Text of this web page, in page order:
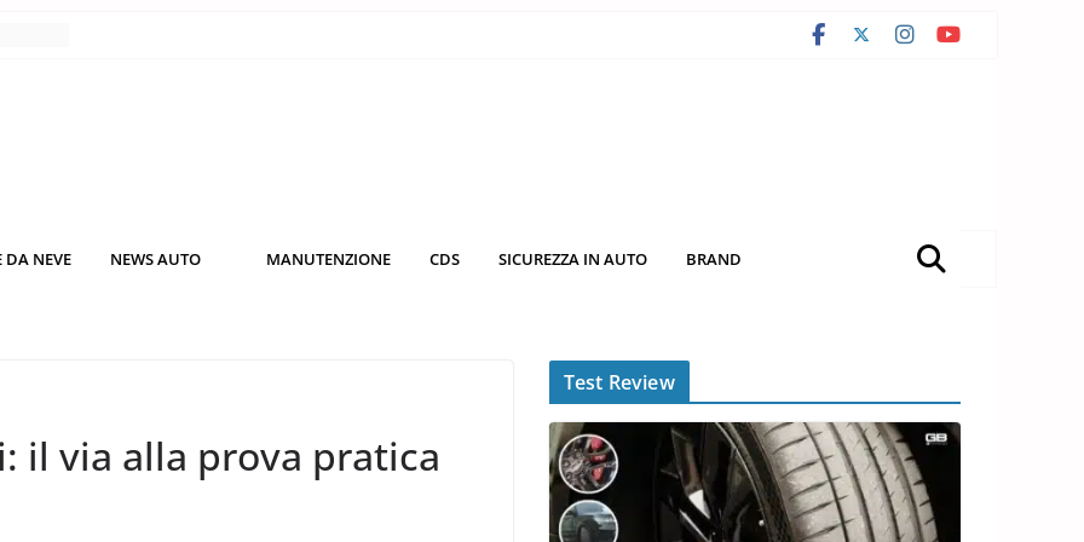
DA NEVE NEWS AUTO MANUTENZIONE CDS SICUREZZA IN AUTO BRAND
il via alla prova pratica
Test Review